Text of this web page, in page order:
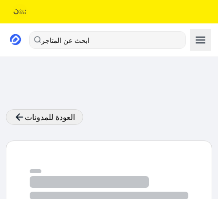
ابحث عن المتاجر
العودة للمدونات